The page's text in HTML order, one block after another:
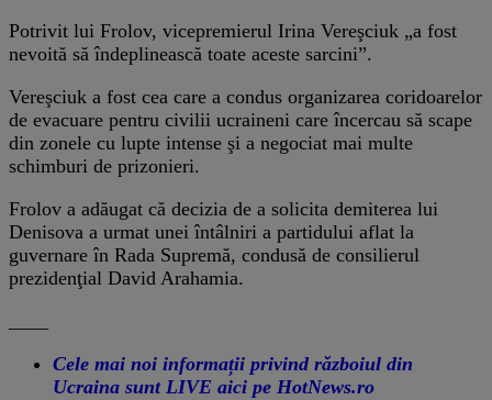
Potrivit lui Frolov, vicepremierul Irina Vereşciuk „a fost
nevoită să îndeplinească toate aceste sarcini”.
Vereşciuk a fost cea care a condus organizarea coridoarelor
de evacuare pentru civilii ucraineni care încercau să scape
din zonele cu lupte intense şi a negociat mai multe
schimburi de prizonieri.
Frolov a adăugat că decizia de a solicita demiterea lui
Denisova a urmat unei întâlniri a partidului aflat la
guvernare în Rada Supremă, condusă de consilierul
prezidenţial David Arahamia.
Cele mai noi informații privind războiul din
Ucraina sunt LIVE aici pe HotNews.ro